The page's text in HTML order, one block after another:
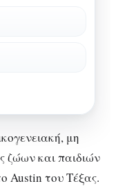
μη
ζώων και παιδιών
Austin του Τέξας.